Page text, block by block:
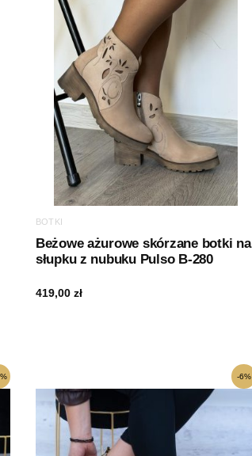
BOTKI
Beżowe ażurowe skórzane botki na
słupku z nubuku Pulso B-280
419,00 zł
-6%
wynosiła:
159,00 zł.